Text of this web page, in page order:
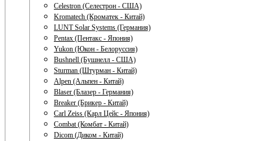
Celestron (Селестрон - США)
Kromatech (Кроматек - Китай)
LUNT Solar Systems (Германия)
Pentax (Пентакс - Япония)
Yukon (Юкон - Белоруссия)
Bushnell (Бушнелл - США)
Sturman (Штурман - Китай)
Alpen (Альпен - Китай)
Blaser (Блазер - Германия)
Breaker (Брикер - Китай)
Carl Zeiss (Карл Цейс - Япония)
Combat (Комбат - Китай)
Dicom (Диком - Китай)